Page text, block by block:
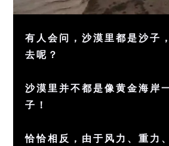
有人会问，沙漠里都是沙子
去呢？
沙漠里并不都是像黄金海岸
子！
恰恰相反，由于风力、重力